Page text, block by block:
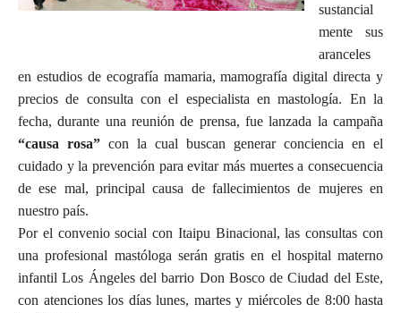
sustancial
mente sus
aranceles
en estudios de ecografía mamaria, mamografía digital directa y
precios de consulta con el especialista en mastología. En la
fecha, durante una reunión de prensa, fue lanzada la campaña
“causa rosa” con la cual buscan generar conciencia en el
cuidado y la prevención para evitar más muertes a consecuencia
de ese mal, principal causa de fallecimientos de mujeres en
nuestro país.
Por el convenio social con Itaipu Binacional, las consultas con
una profesional mastóloga serán gratis en el hospital materno
infantil Los Ángeles del barrio Don Bosco de Ciudad del Este,
con atenciones los días lunes, martes y miércoles de 8:00 hasta